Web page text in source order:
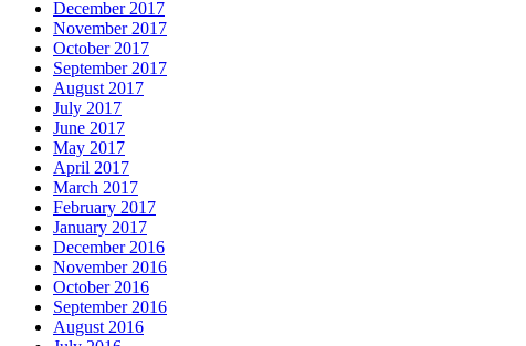
December 2017
November 2017
October 2017
September 2017
August 2017
July 2017
June 2017
May 2017
April 2017
March 2017
February 2017
January 2017
December 2016
November 2016
October 2016
September 2016
August 2016